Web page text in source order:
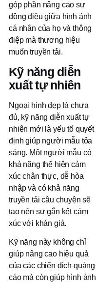
góp phần nâng cao sự
đồng điệu giữa hình ảnh
cá nhân của họ và thông
điệp mà thương hiệu
muốn truyền tải.
Kỹ năng diễn
xuất tự nhiên
Ngoại hình đẹp là chưa
đủ, kỹ năng diễn xuất tự
nhiên mới là yếu tố quyết
định giúp người mẫu tỏa
sáng. Một người mẫu có
khả năng thể hiện cảm
xúc chân thực, dễ hòa
nhập và có khả năng
truyền tải câu chuyện sẽ
tạo nên sự gắn kết cảm
xúc với khán giả.
Kỹ năng này không chỉ
giúp nâng cao hiệu quả
của các chiến dịch quảng
cáo mà còn giúp hình ảnh